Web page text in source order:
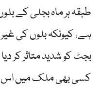
طبقہ ہر ماہ بجلی کے
ہے، کیونکہ بلوں کی
بجٹ کو شدید متاثر کر
کسی بھی ملک میں اس